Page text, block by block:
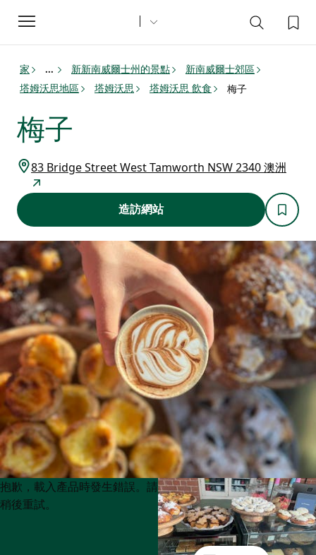
Toggle
navigation
家 ... 新新南威爾士州的景點
新南威爾士郊區
塔姆沃思地區
塔姆沃思 塔姆沃思 飲食 梅子
梅子
83 Bridge Street West Tamworth NSW 2340 澳洲
造訪網站
Product
List
Product
List
抱歉，載入產品時發生錯誤。請
稍後重試。